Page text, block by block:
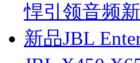
悍引领音频
新品JBL